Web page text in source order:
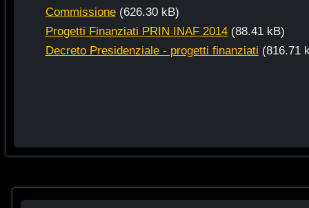
Commissione (626.30 kB)
Progetti Finanziati PRIN INAF 2014 (88.41 kB)
Decreto Presidenziale - progetti finanziati (816.71